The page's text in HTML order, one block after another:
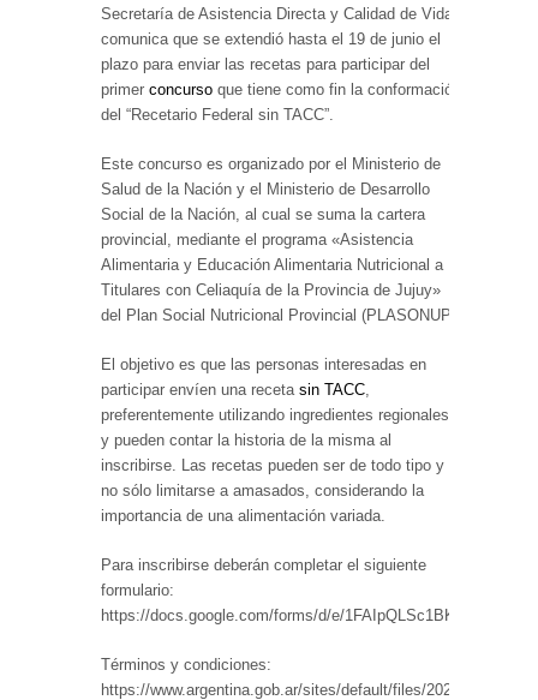
Secretaría de Asistencia Directa y Calidad de Vida,
comunica que se extendió hasta el 19 de junio el
plazo para enviar las recetas para participar del
primer concurso que tiene como fin la conformación
del “Recetario Federal sin TACC”.
Este concurso es organizado por el Ministerio de
Salud de la Nación y el Ministerio de Desarrollo
Social de la Nación, al cual se suma la cartera
provincial, mediante el programa «Asistencia
Alimentaria y Educación Alimentaria Nutricional a
Titulares con Celiaquía de la Provincia de Jujuy»
del Plan Social Nutricional Provincial (PLASONUP).
El objetivo es que las personas interesadas en
participar envíen una receta sin TACC
preferentemente utilizando ingredientes regionales
y pueden contar la historia de la misma al
inscribirse. Las recetas pueden ser de todo tipo y
no sólo limitarse a amasados, considerando la
importancia de una alimentación variada.
Para inscribirse deberán completar el siguiente
formulario:
https://docs.google.com/forms/d/e/
Términos y condiciones:
https://www.argentina.gob.ar/sites/default/files/2021/05/bases-